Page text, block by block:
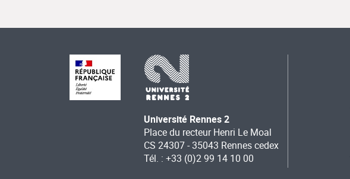
Université Rennes 2
Place du recteur Henri Le Moal
CS 24307 - 35043 Rennes cedex
Tél. : +33 (0)2 99 14 10 00